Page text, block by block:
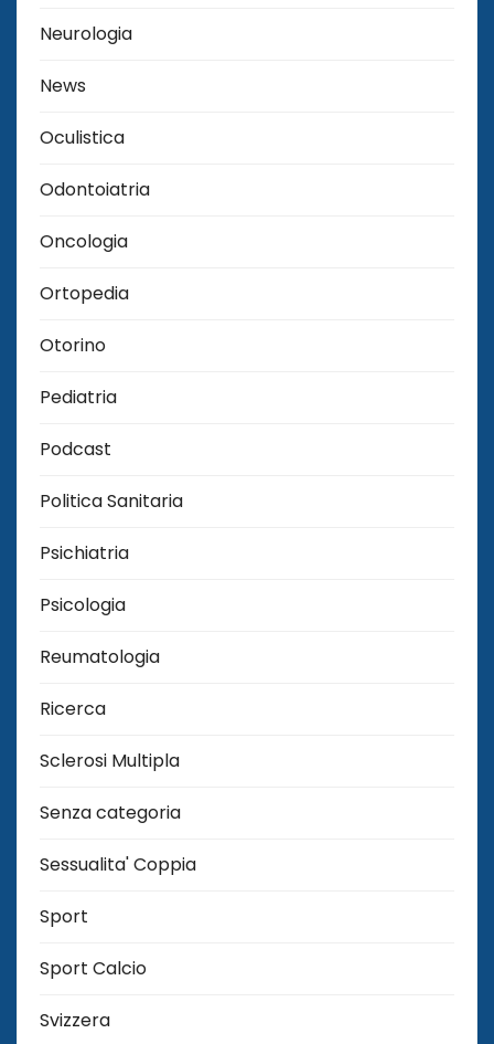
Neurologia
News
Oculistica
Odontoiatria
Oncologia
Ortopedia
Otorino
Pediatria
Podcast
Politica Sanitaria
Psichiatria
Psicologia
Reumatologia
Ricerca
Sclerosi Multipla
Senza categoria
Sessualita' Coppia
Sport
Sport Calcio
Svizzera